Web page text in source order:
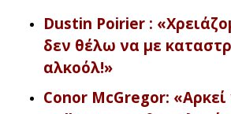
Dustin Poirier :
δεν θέλω να με
αλκοόλ!»
Conor McGregor: